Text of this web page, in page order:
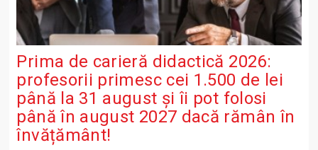
Prima de carieră didactică 2026:
profesorii primesc cei 1.500 de lei
până la 31 august și îi pot folosi
până în august 2027 dacă rămân în
învățământ!